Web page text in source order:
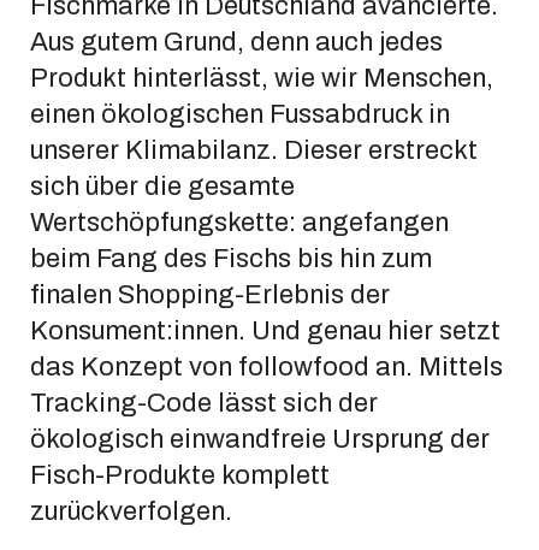
Fischmarke in Deutschland avancierte.
Aus gutem Grund, denn auch jedes
Produkt hinterlässt, wie wir Menschen,
einen ökologischen Fussabdruck in
unserer Klimabilanz. Dieser erstreckt
sich über die gesamte
Wertschöpfungskette: angefangen
beim Fang des Fischs bis hin zum
finalen Shopping-Erlebnis der
Konsument:innen. Und genau hier setzt
das Konzept von followfood an. Mittels
Tracking-Code lässt sich der
ökologisch einwandfreie Ursprung der
Fisch-Produkte komplett
zurückverfolgen.